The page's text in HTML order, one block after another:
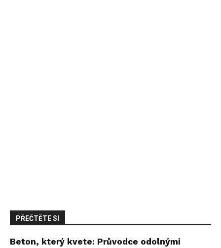
PŘEČTĚTE SI
Beton, který kvete: Průvodce odolnými